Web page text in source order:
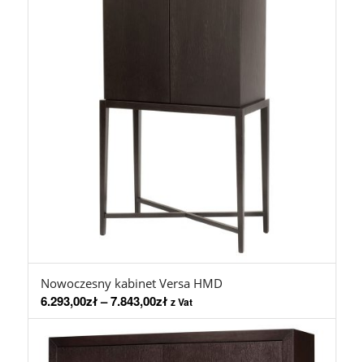
Nowoczesny kabinet Versa HMD
6.293,00zł–7.843,00zł z Vat